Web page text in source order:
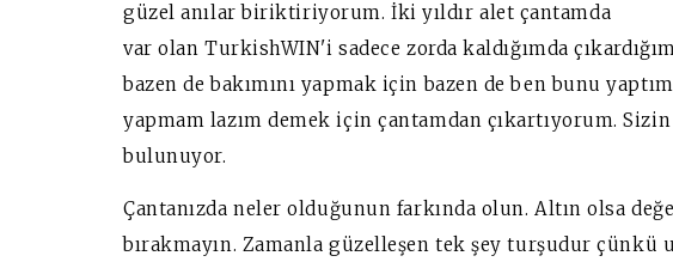
güzel anılar biriktiriyorum. İki yıldır alet çantamda
var olan TurkishWIN'i sadece zorda kaldığımda
bazen de bakımını yapmak için bazen de ben bunu
yapmam lazım demek için çantamdan çıkartıyorum. Sizin
bulunuyor.
Çantanızda neler olduğunun farkında olun. Altın olsa
bırakmayın. Zamanla güzelleşen tek şey turşudur çünkü